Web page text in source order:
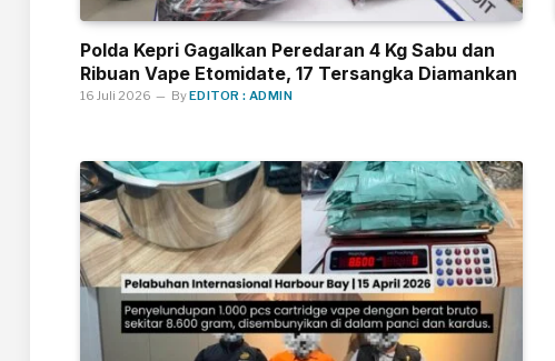
Polda Kepri Gagalkan Peredaran 4 Kg Sabu dan
Ribuan Vape Etomidate, 17 Tersangka Diamankan
16 Juli 2026 ByEDITOR : ADMIN